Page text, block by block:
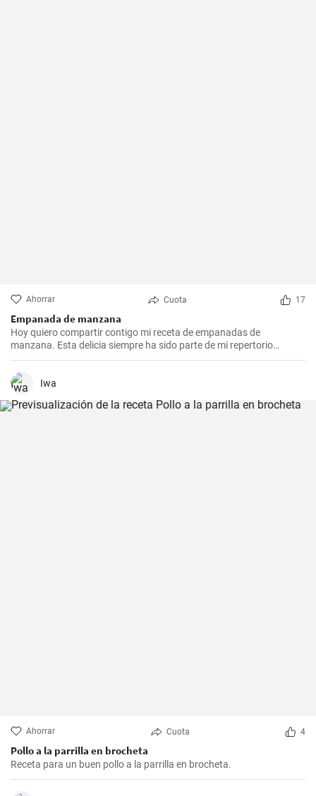
Ahorrar Cuota 17
Empanada de manzana
Hoy quiero compartir contigo mi receta de empanadas de
manzana. Esta delicia siempre ha sido parte de mi repertorio
culinario. Me gusta hacerlas en epocas de frio para endulzar el
paladar y demostrar que no sólo las empanadas saladas pueden
hacerte feliz. Es un postre que nunca falla en las reuniones
disfrutes tanto como yo.
Iwa
Ahorrar Cuota 4
Pollo a la parrilla en brocheta
Receta para un buen pollo a la parrilla en brocheta.